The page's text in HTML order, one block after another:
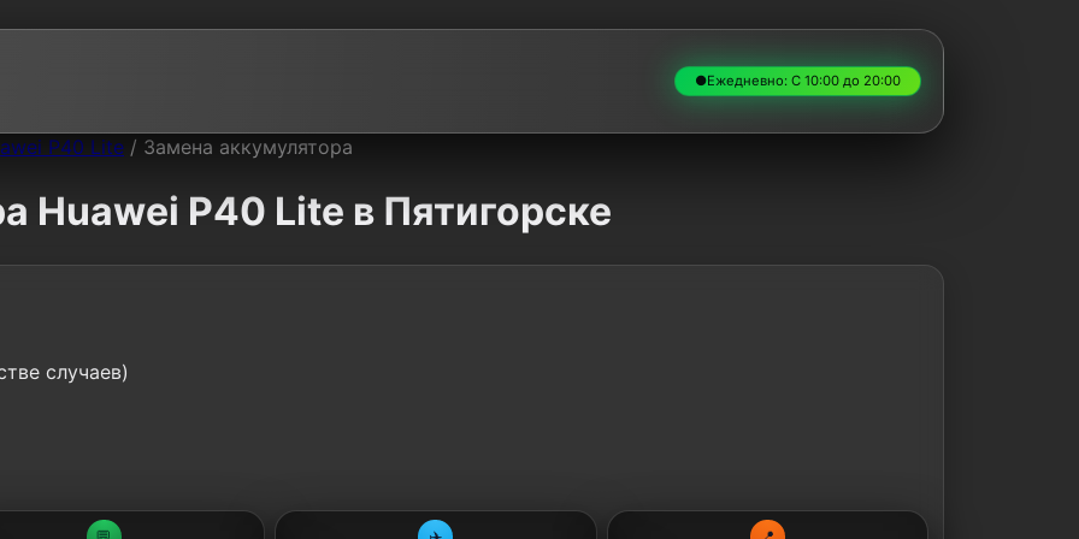
●Ежедневно: С 10:00 до 20:00
P40 Lite / Замена аккумулятора
Huawei P40 Lite в Пятигорске
случаев)